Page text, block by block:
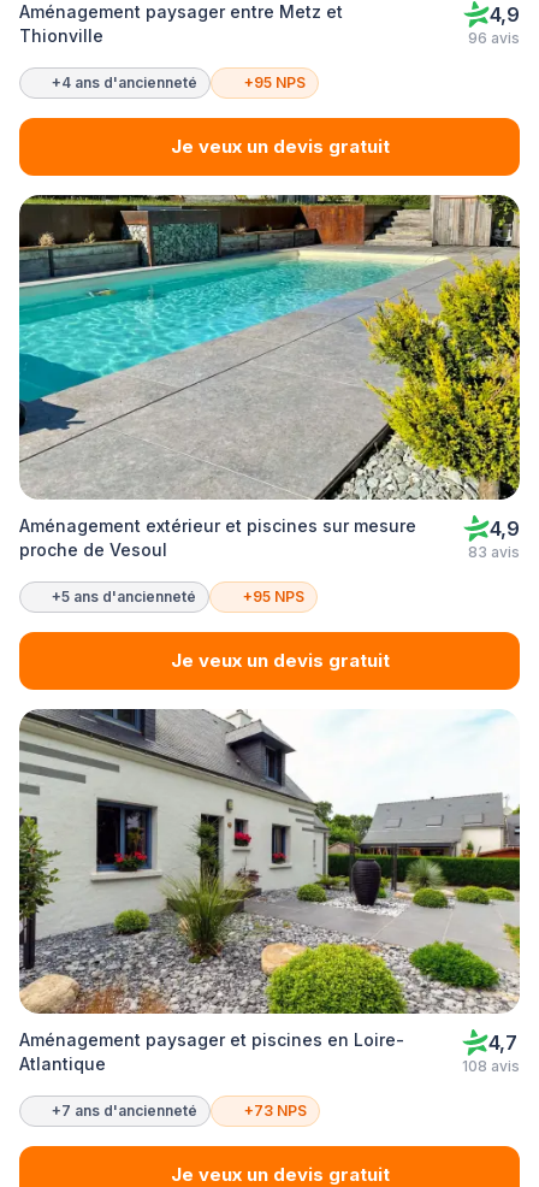
Aménagement paysager entre Metz et
Thionville
4,9
96 avis
+4 ans d'ancienneté +95 NPS
Je veux un devis gratuit
Aménagement extérieur et piscines sur mesure
proche de Vesoul
4,9
83 avis
+5 ans d'ancienneté +95 NPS
Je veux un devis gratuit
Aménagement paysager et piscines en Loire-
Atlantique
4,7
108 avis
+7 ans d'ancienneté +73 NPS
Je veux un devis gratuit